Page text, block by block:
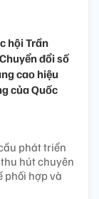
hội Trần
đổi số
cao hiệu
của Quốc
phát triển
hút chuyên
phối hợp và